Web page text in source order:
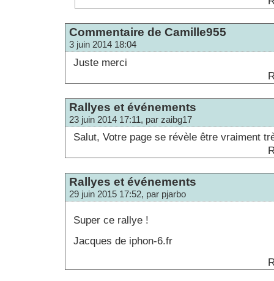
Commentaire de Camille955
3 juin 2014 18:04
Juste merci
Rallyes et événements
23 juin 2014 17:11, par zaibg17
Salut, Votre page se révèle être vraiment
Rallyes et événements
29 juin 2015 17:52, par pjarbo
Super ce rallye !
Jacques de iphon-6.fr